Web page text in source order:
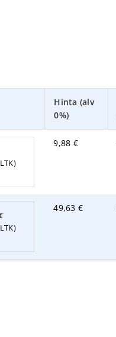
Hinta (alv
0%)
9,88 €
49,63 €